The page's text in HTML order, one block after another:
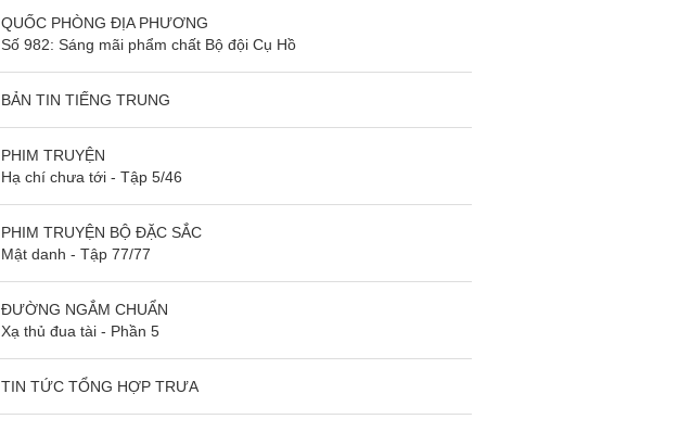
QUỐC PHÒNG ĐỊA PHƯƠNG
Số 982: Sáng mãi phẩm chất Bộ đội Cụ Hồ
BẢN TIN TIẾNG TRUNG
PHIM TRUYỆN
Hạ chí chưa tới - Tập 5/46
PHIM TRUYỆN BỘ ĐẶC SẮC
Mật danh - Tập 77/77
ĐƯỜNG NGẮM CHUẨN
Xạ thủ đua tài - Phần 5
TIN TỨC TỔNG HỢP TRƯA